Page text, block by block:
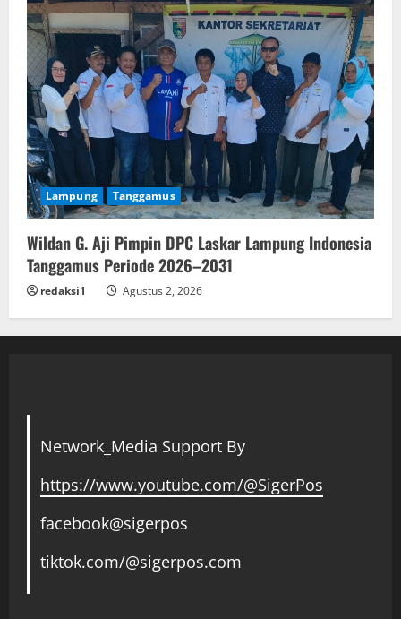
Lampung Tanggamus
Wildan G. Aji Pimpin DPC Laskar Lampung Indonesia
Tanggamus Periode 2026–2031
redaksi1 Agustus 2, 2026
Network_Media Support By
https://www.youtube.com/@SigerPos
facebook@sigerpos
tiktok.com/@sigerpos.com